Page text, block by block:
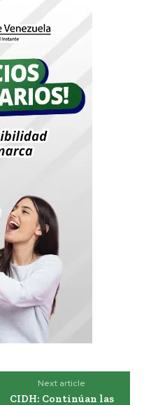
Next article
CIDH: Continúan las